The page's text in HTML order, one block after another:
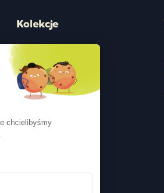
Kolekcje
Drewno
Kamień
Kolor
Metalizowany
chcielibyśmy